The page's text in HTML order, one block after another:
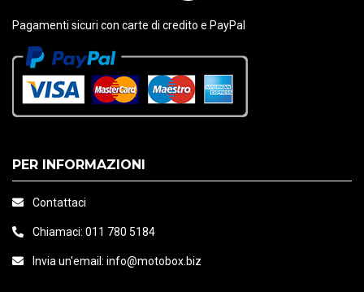
Pagamenti sicuri con carte di credito e PayPal
PER INFORMAZIONI
Contattaci
Chiamaci: 011 780 5184
Invia un'email: info@motobox.biz